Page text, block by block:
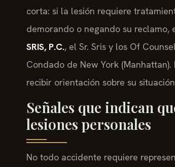
corta: si la lesión requiere
demorando o negando su reclamo,
SRIS, P.C., el Sr. Sris y los Of
Condado de New York
recibir orientación sobre su
Señales que indican
lesiones personales
No todo accidente requiere